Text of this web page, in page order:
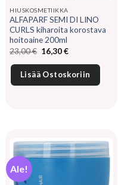
HIUSKOSMETIIKKA
ALFAPARF SEMI DI LINO
CURLS kiharoita korostava
hoitoaine 200ml
23,00€ Alkuperäinen
hinta
oli:
23,00 €.
16,30€Nykyinen
on:
16,30 €.
Lisää Ostoskoriin
Ale!